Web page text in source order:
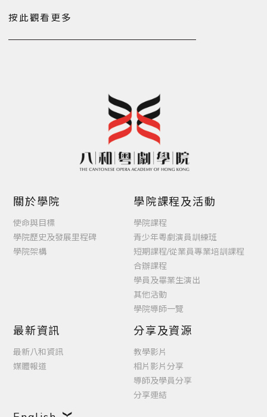
按此觀看更多
關於學院
使命與目標
學院歷史及發展里程碑
學院架構
學院課程及活動
學院課程
青少年粵劇演員訓練班
短期課程/從業員專業培訓課程
合辦課程
學員及畢業生演出
其他活動
學院導師一覽
最新資訊
最新八和資訊
媒體報道
分享及資源
教學影片
相片影片分享
導師及學員分享
分享連結